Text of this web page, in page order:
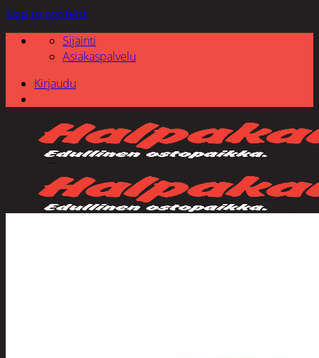
Skip to content
Sijainti
Asiakaspalvelu
Kirjaudu